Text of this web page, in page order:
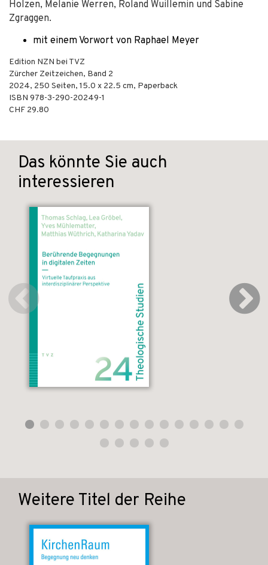
Holzen, Melanie Werren, Roland Wuillemin und Sabine
Zgraggen.
mit einem Vorwort von Raphael Meyer
Edition NZN bei TVZ
Zürcher Zeitzeichen, Band 2
2024, 250 Seiten, 15.0 x 22.5 cm, Paperback
ISBN 978-3-290-20249-1
CHF 29.80
Das könnte Sie auch
interessieren
Weitere Titel der Reihe